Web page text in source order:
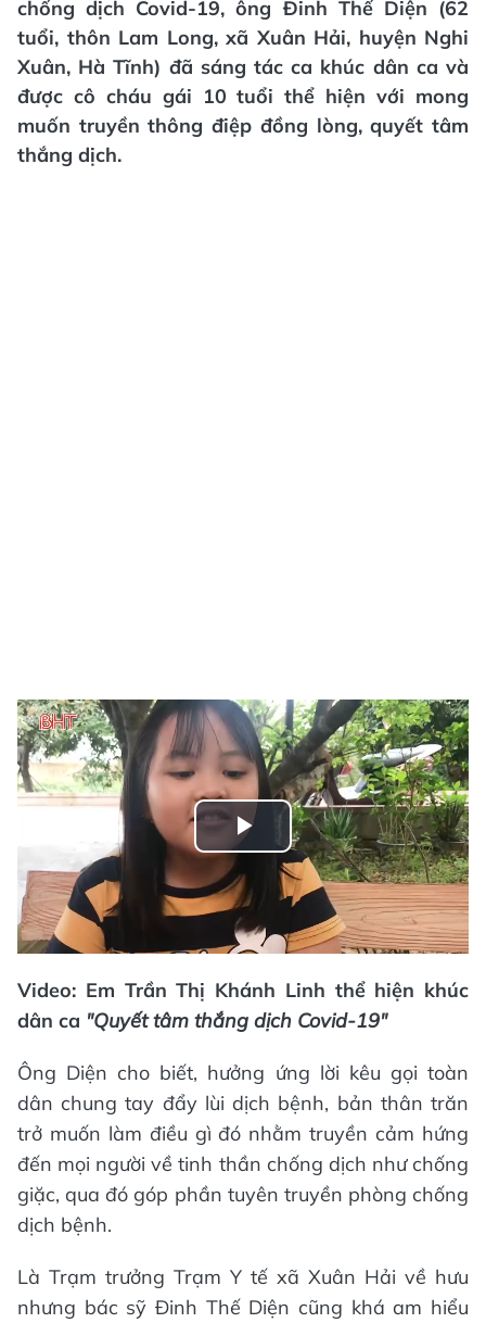
chống dịch Covid-19, ông Đinh Thế Diện (62
tuổi, thôn Lam Long, xã Xuân Hải, huyện Nghi
Xuân, Hà Tĩnh) đã sáng tác ca khúc dân ca và
được cô cháu gái 10 tuổi thể hiện với mong
muốn truyền thông điệp đồng lòng, quyết tâm
thắng dịch.
Play
Video
Video: Em Trần Thị Khánh Linh thể hiện khúc
dân ca "Quyết tâm thắng dịch Covid-19"
Ông Diện cho biết, hưởng ứng lời kêu gọi toàn
dân chung tay đẩy lùi dịch bệnh, bản thân trăn
trở muốn làm điều gì đó nhằm truyền cảm hứng
đến mọi người về tinh thần chống dịch như chống
giặc, qua đó góp phần tuyên truyền phòng chống
dịch bệnh.
Là Trạm trưởng Trạm Y tế xã Xuân Hải về hưu
nhưng bác sỹ Đinh Thế Diện cũng khá am hiểu